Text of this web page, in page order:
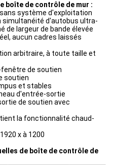
boîte de contrôle de mur :
système d'exploitation
simultanéité d'autobus ultra-
de largeur de bande élevée
aucun cadres laissés
arbitraire, à toute taille et
de soutien
soutien
et stables
d'entrée-sortie
de soutien avec
la fonctionnalité chaud-
xà 1200
de boîte de contrôle de